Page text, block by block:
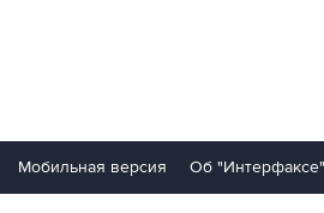
Мобильная версия Об "Интерфаксе"